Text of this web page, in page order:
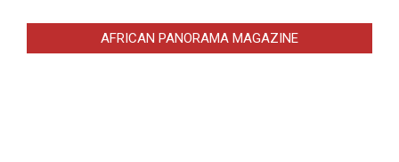
AFRICAN PANORAMA MAGAZINE